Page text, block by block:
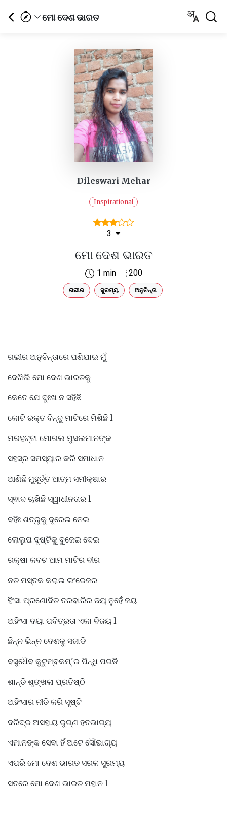
ମୋ ଦେଶ ଭାରତ
Dileswari Mehar
Inspirational
3
ମୋ ଦେଶ ଭାରତ
1 min 200
ଗଭୀର ସୁରମ୍ୟ ଅନୁଚିନ୍ତା
ଗଭୀର ଅନୁଚିନ୍ତାରେ ପଶିଯାଇ ମୁଁ
ଦେଖିଲି ମୋ ଦେଶ ଭାରତକୁ
କେତେ ଯେ ଦୁଃଖ ନ ସହିଛି
କୋଟି ରକ୍ତ ବିନ୍ଦୁ ମାଟିରେ ମିଶିଛି l
ମରହଟ୍ଟା ମୋଗଲ ମୁସଲମାନଙ୍କ
ସହସ୍ର ସମସ୍ୟାର କରି ସମାଧାନ
ଆଣିଛି ମୁହୂର୍ତ୍ତ ଆତ୍ମ ସମୀକ୍ଷାର
ସ୍ଵାଦ ଚାଖିଛି ସ୍ୱାଧୀନତାର l
ବହିଃ ଶତ୍ରୁକୁ ଦୂରେଇ ନେଇ
ଲୋଲୁପ ଦୃଷ୍ଟିକୁ ବୁଜେଇ ଦେଇ
ରକ୍ଷା କବଚ ଆମ ମାଟିର ବୀର
ନତ ମସ୍ତକ କରାଇ ଇଂରେଜର
ହିଂସା ପ୍ରଣୋଦିତ ତରବାରିର ଜୟ ନୁହେଁ ଜୟ
ଅହିଂସା ଦୟା ପବିତ୍ରତା ଏକା ବିଜୟ l
ଛିନ୍ନ ଭିନ୍ନ ଦେଶକୁ ସଜାଡି
ବସୁଧୈବ କୁଟୁମ୍ବକମ୍'ର ପିନ୍ଧି ପଗଡି
ଶାନ୍ତି ଶୃଙ୍ଖଳା ପ୍ରତିଷ୍ଠି
ଅହିଂସାର ନୀତି କରି ସୃଷ୍ଟି
ଦରିଦ୍ର ଅସହାୟ ରୁଗ୍ଣ ହତଭାଗ୍ୟ
ଏମାନଙ୍କ ସେବା ହିଁ ଅଟେ ସୌଭାଗ୍ୟ
ଏପରି ମୋ ଦେଶ ଭାରତ ସରଳ ସୁରମ୍ୟ
ସତରେ ମୋ ଦେଶ ଭାରତ ମହାନ l